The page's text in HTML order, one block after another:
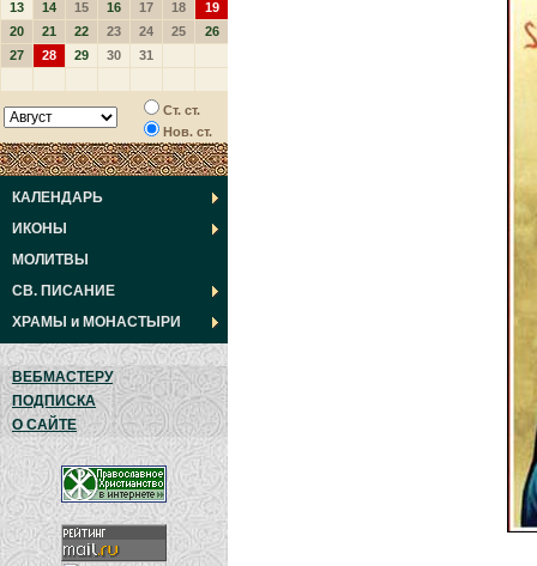
13
14 15 16 17 18
19
20
21 22 23 24 25
26
27
28 29 30 31
Ст. ст.
Нов. ст.
КАЛЕНДАРЬ
ИКОНЫ
МОЛИТВЫ
СВ. ПИСАНИЕ
ХРАМЫ и МОНАСТЫРИ
ВЕБМАСТЕРУ
ПОДПИСКА
О САЙТЕ